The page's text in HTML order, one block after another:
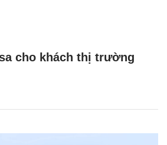
cho khách thị trường